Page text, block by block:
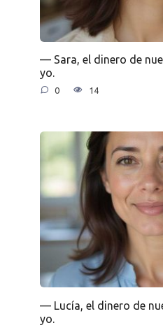
— Sara, el dinero de
yo.
0 14
— Lucía, el dinero de
yo.